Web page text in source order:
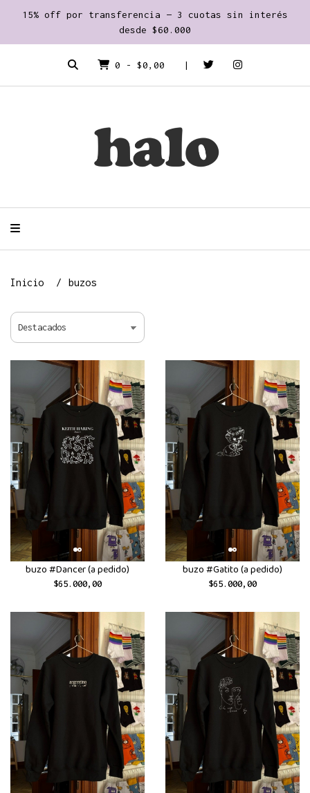
15% off por transferencia — 3 cuotas sin interés
desde $60.000
0 - $0,00
Inicio buzos
buzo #Dancer (a pedido)
$65.000,00
buzo #Gatito (a pedido)
$65.000,00